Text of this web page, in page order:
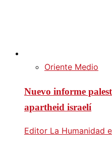
Oriente Medio
Nuevo informe
apartheid israelí
Editor La Humanidad